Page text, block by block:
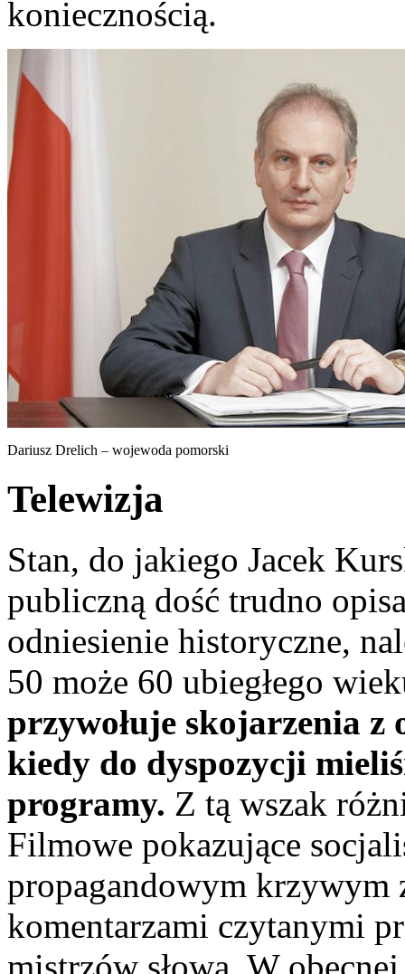
koniecznością.
Dariusz Drelich – wojewoda pomorski
Telewizja
Stan, do jakiego Jacek
publiczną dość trudno
odniesienie historyczne,
50 może 60 ubiegłego
przywołuje skojarzenia z
kiedy do dyspozycji
programy. Z tą wszak
Filmowe pokazujące
propagandowym krzywym
komentarzami czytanymi
mistrzów słowa. W